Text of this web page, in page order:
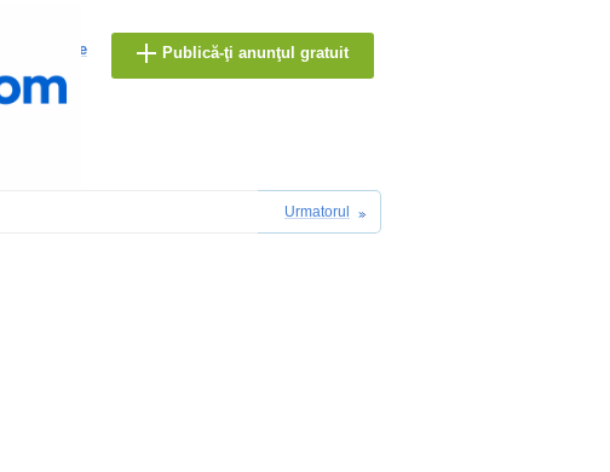
Autentificare Publică-ţi anunţul gratuit
Urmatorul